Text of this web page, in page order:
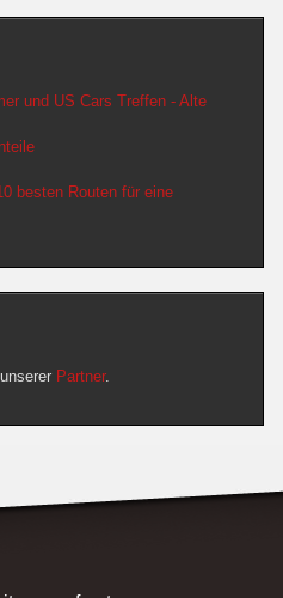
und US Cars Treffen - Alte
besten Routen für eine
Partner.